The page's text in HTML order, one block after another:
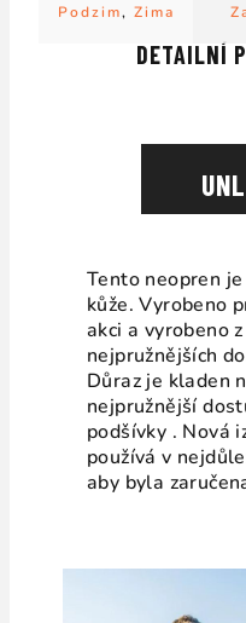
DETAILNÍ
Tento neopren
kůže. Vyrobeno
akci a vyrobeno
nejpružnějších
Důraz je kladen
nejpružnější
podšívky . Nová
používá v
aby byla
Podzim, Zima